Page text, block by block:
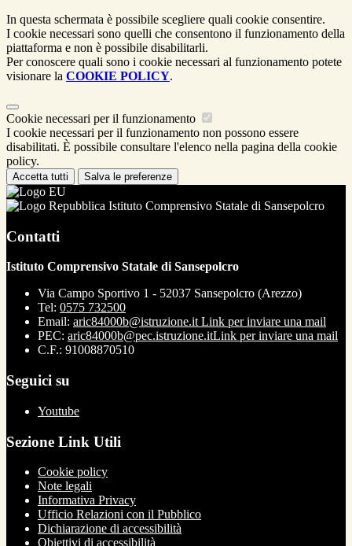
In questa schermata è possibile scegliere quali cookie consentire.
I cookie necessari sono quelli che consentono il funzionamento della
piattaforma e non è possibile disabilitarli.
Per conoscere quali sono i cookie necessari al funzionamento potete
visionare la COOKIE POLICY.
Cookie necessari per il funzionamento
I cookie necessari per il funzionamento non possono essere
disabilitati. È possibile consultare l'elenco nella pagina della cookie
policy.
Accetta tutti Salva le preferenze
Istituto Comprensivo Statale di Sansepolcro
Contatti
Istituto Comprensivo Statale di Sansepolcro
Via Campo Sportivo 1 - 52037 Sansepolcro (Arezzo)
Tel: 0575 732500
Email: aric84000b@istruzione.it Link per inviare una mail
PEC: aric84000b@pec.istruzione.itLink per inviare una mail
C.F.: 91008870510
Seguici su
Youtube
Sezione Link Utili
Cookie policy
Note legali
Informativa Privacy
Ufficio Relazioni con il Pubblico
Dichiarazione di accessibilità
Obiettivi di accessibilità